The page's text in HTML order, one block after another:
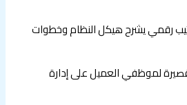
رقمي يشرح هيكل النظام وخطوات
قصيرة لموظفي العميل على إدارة